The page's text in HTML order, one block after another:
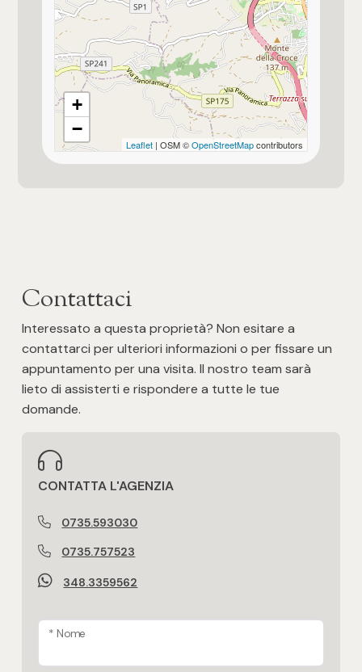
+
−
Leaflet| OSM ©OpenStreetMapcontributors
Contattaci
Interessato a questa proprietà? Non esitare a
contattarci per ulteriori informazioni o per fissare un
appuntamento per una visita. Il nostro team sarà
lieto di assisterti e rispondere a tutte le tue
domande.
CONTATTA L'AGENZIA
0735.593030
0735.757523
348.3359562
* Nome
5+
multiscelta
Giardino
Posto auto/Box
Ascensore
Arredato